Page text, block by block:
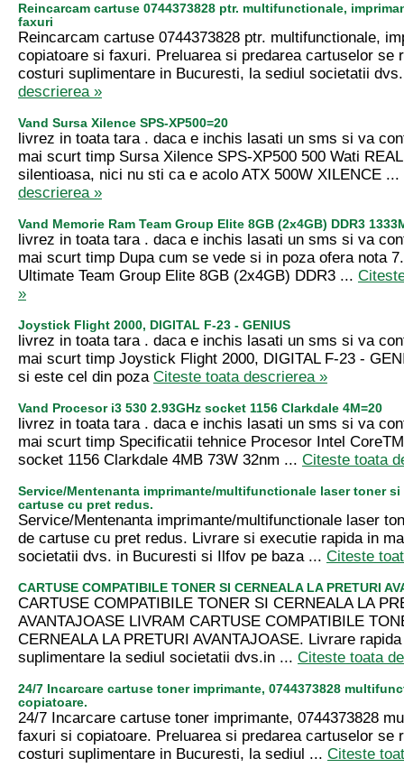
Reincarcam cartuse 0744373828 ptr. multifunctionale,
faxuri
Reincarcam cartuse 0744373828 ptr. multifunctionale,
copiatoare si faxuri. Preluarea si predarea cartuselor se
costuri suplimentare in Bucuresti, la sediul societatii
descrierea »
Vand Sursa Xilence SPS-XP500=20
livrez in toata tara . daca e inchis lasati un sms si va
mai scurt timp Sursa Xilence SPS-XP500 500 Wati
silentioasa, nici nu sti ca e acolo ATX 500W XILENCE ...
descrierea »
Vand Memorie Ram Team Group Elite 8GB (2x4GB) DDR3
livrez in toata tara . daca e inchis lasati un sms si va
mai scurt timp Dupa cum se vede si in poza ofera nota
Ultimate Team Group Elite 8GB (2x4GB) DDR3 ...
»
Joystick Flight 2000, DIGITAL F-23 - GENIUS
livrez in toata tara . daca e inchis lasati un sms si va
mai scurt timp Joystick Flight 2000, DIGITAL F-23 -
si este cel din poza Citeste toata descrierea »
Vand Procesor i3 530 2.93GHz socket 1156 Clarkdale 4M=20
livrez in toata tara . daca e inchis lasati un sms si va
mai scurt timp Specificatii tehnice Procesor Intel
socket 1156 Clarkdale 4MB 73W 32nm ... Citeste toata
Service/Mentenanta imprimante/multifunctionale laser toner si
cartuse cu pret redus.
Service/Mentenanta imprimante/multifunctionale laser
de cartuse cu pret redus. Livrare si executie rapida in
societatii dvs. in Bucuresti si Ilfov pe baza ... Citeste
CARTUSE COMPATIBILE TONER SI CERNEALA LA PRETURI
CARTUSE COMPATIBILE TONER SI CERNEALA LA
AVANTAJOASE LIVRAM CARTUSE COMPATIBILE
CERNEALA LA PRETURI AVANTAJOASE. Livrare
suplimentare la sediul societatii dvs.in ... Citeste toata
24/7 Incarcare cartuse toner imprimante, 0744373828
copiatoare.
24/7 Incarcare cartuse toner imprimante, 0744373828
faxuri si copiatoare. Preluarea si predarea cartuselor se
costuri suplimentare in Bucuresti, la sediul ... Citeste